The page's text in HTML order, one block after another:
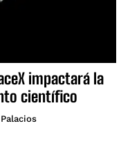
impactará la
científico